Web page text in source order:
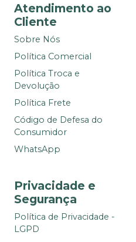
Atendimento ao
Cliente
Sobre Nós
Política Comercial
Política Troca e
Devolução
Política Frete
Código de Defesa do
Consumidor
WhatsApp
Privacidade e
Segurança
Política de Privacidade -
LGPD